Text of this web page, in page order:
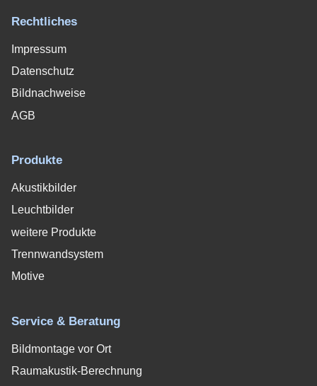
Rechtliches
Impressum
Datenschutz
Bildnachweise
AGB
Produkte
Akustikbilder
Leuchtbilder
weitere Produkte
Trennwandsystem
Motive
Service & Beratung
Bildmontage vor Ort
Raumakustik-Berechnung